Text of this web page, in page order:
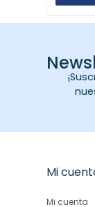
Mi
Mi cuenta